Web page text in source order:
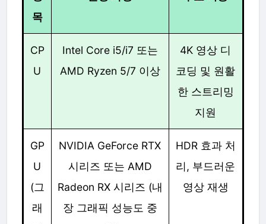
목
CP
U
Intel Core i5/i7 또는
AMD Ryzen 5/7 이상
4K 영상 디
코딩 및 원활
한 스트리밍
지원
GP
U
(그
래
NVIDIA GeForce RTX
시리즈 또는 AMD
Radeon RX 시리즈 (내
장 그래픽 성능도 중
HDR 효과 처
리, 부드러운
영상 재생